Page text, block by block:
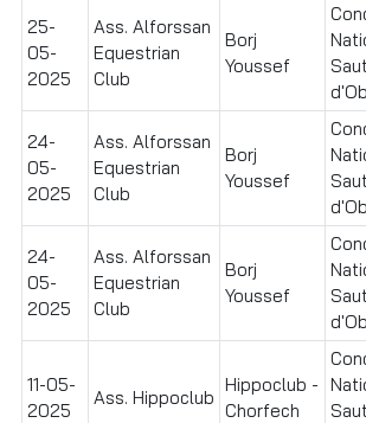
25-
05-
2025
Ass. Alforssan
Equestrian
Club
Borj
Youssef
Saut
24-
05-
2025
Ass. Alforssan
Equestrian
Club
Borj
Youssef
Saut
24-
05-
2025
Ass. Alforssan
Equestrian
Club
Borj
Youssef
Saut
11-05-
2025
Ass. Hippoclub
Hippoclub -
Chorfech
Saut